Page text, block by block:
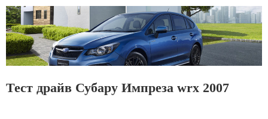
Тест драйв Субару Импреза wrx 2007